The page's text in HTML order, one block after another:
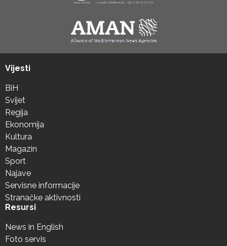
Vijesti
BiH
Svijet
Regija
Ekonomija
Kultura
Magazin
Sport
Najave
Servisne informacije
Stranačke aktivnosti
Resursi
News in English
Foto servis